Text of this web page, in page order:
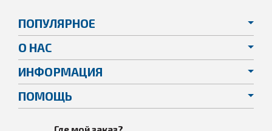
ПОПУЛЯРНОЕ
О НАС
ИНФОРМАЦИЯ
ПОМОЩЬ